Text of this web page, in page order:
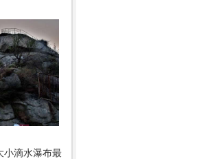
滴水瀑布最